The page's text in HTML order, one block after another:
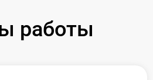
работы